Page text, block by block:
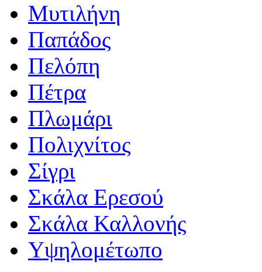
Μυτιλήνη
Παπάδος
Πελόπη
Πέτρα
Πλωμάρι
Πολιχνίτος
Σίγρι
Σκάλα Ερεσού
Σκάλα Καλλονής
Υψηλομέτωπο